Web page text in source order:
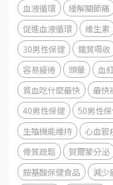
血液循環
緩解關節痛
促進血液循環
維生素
30男性保健
鐵質吸收
容易疲倦
頭暈 血
貧血吃什麼最快
最快
40男性保健
50男性
生殖機能維持
心血管
骨質疏鬆
賀爾蒙分泌
胺基酸保健食品
減少